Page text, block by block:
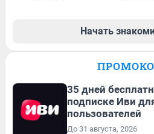
Начать
35 дней
подписке Иви
пользователей
До 31 августа, 2026